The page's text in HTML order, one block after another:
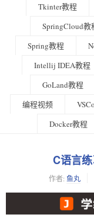
Tkinter教程
SpringCloud教
Spring教程
Intellij IDEA教程
GoLand教程
编程视频
Docker教程
C语言
作者: 鱼丸